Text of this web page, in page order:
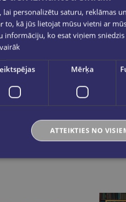
aplūko jaunākos zinātniskos
pārdota izsolē par
personalizētu saturu, reklāmas
to, kā jūs lietojat mūsu vietni ar
informāciju, ko esat viņiem
Mērķa
ATTEIKTIES NO